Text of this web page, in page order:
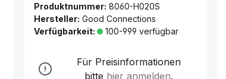
Produktnummer: 8060-H020S
Hersteller: Good Connections
Verfügbarkeit:
100-999 verfügbar
Für Preisinformationen
bitte hier anmelden.